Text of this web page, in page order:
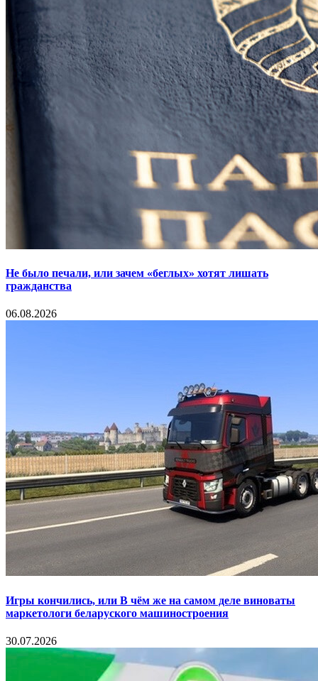
Не было печали, или зачем «беглых» хотят лишать
гражданства
06.08.2026
Игры кончились, или В чём же на самом деле виноваты
маркетологи беларуского машиностроения
30.07.2026